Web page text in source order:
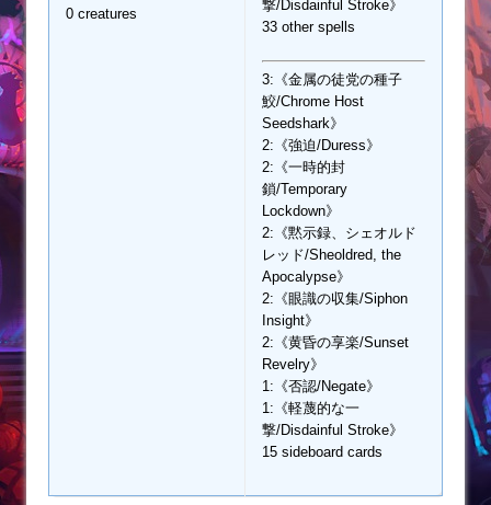
0 creatures
撃/Disdainful Stroke》
33 other spells
3:《金属の徒党の種子
鮫/Chrome Host
Seedshark》
2:《強迫/Duress》
2:《一時的封
鎖/Temporary
Lockdown》
2:《黙示録、シェオルド
レッド/Sheoldred, the
Apocalypse》
2:《眼識の収集/Siphon
Insight》
2:《黄昏の享楽/Sunset
Revelry》
1:《否認/Negate》
1:《軽蔑的な一
撃/Disdainful Stroke》
15 sideboard cards